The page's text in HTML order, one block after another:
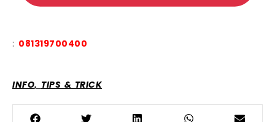
: 081319700400
INFO, TIPS & TRICK